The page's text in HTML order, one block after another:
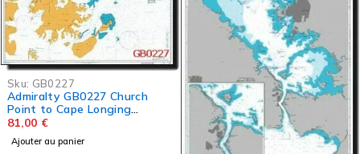
Sku: GB0227
Admiralty GB0227 Church
Point to Cape Longing
including James Ross Island
81,00 €
Ajouter au panier